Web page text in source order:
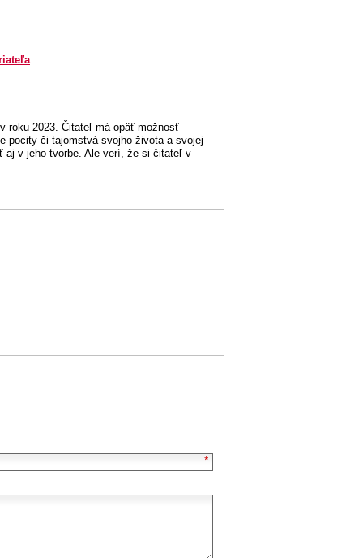
roku 2023. Čitateľ má opäť možnosť
pocity či tajomstvá svojho života a svojej
aj v jeho tvorbe. Ale verí, že si čitateľ v